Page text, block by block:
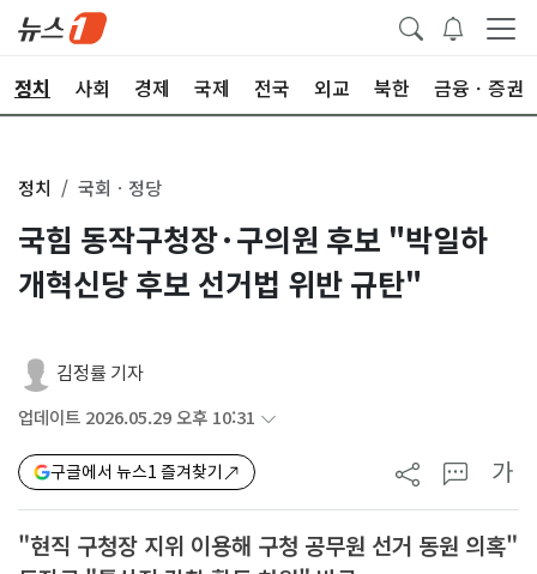
정치 사회 경제 국제 전국 외교 북한 금융ㆍ증권
정치 국회ㆍ정당
국힘 동작구청장·구의원 후보 "박일하
개혁신당 후보 선거법 위반 규탄"
김정률 기자
업데이트 2026.05.29 오후 10:31
구글에서 뉴스1 즐겨찾기 가
"현직 구청장 지위 이용해 구청 공무원 선거 동원 의혹"